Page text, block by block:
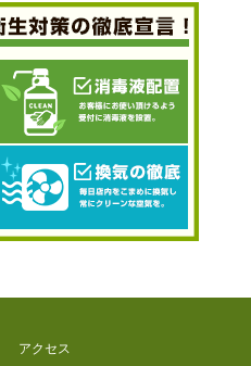
アクセス